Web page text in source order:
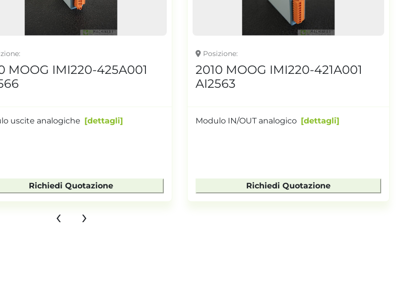
MOOG IMI220-425A001
uscite analogiche dettagli
Richiedi Quotazione
Posizione
2010 MOOG IMI220-421A001
AI2563
Modulo IN/OUT analogico dettagli
Richiedi Quotazione
‹ ›